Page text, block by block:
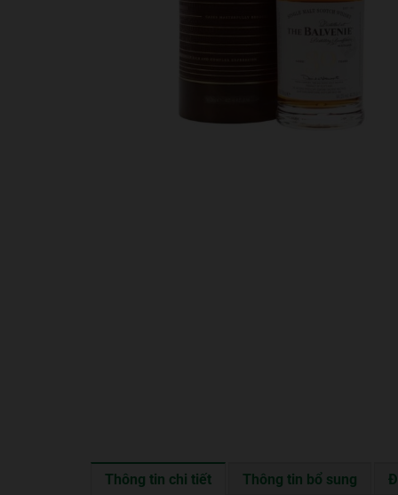
Thông tin chi tiết Thông tin bổ sung